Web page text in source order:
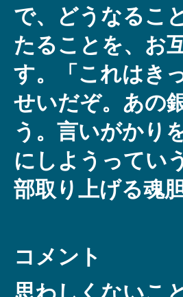
で、どうなるこ
たることを、お
す。「これはき
せいだぞ。あの
う。言いがかり
にしようってい
部取り上げる魂
コメント